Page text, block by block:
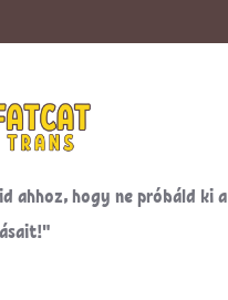
ahhoz, hogy ne próbáld ki